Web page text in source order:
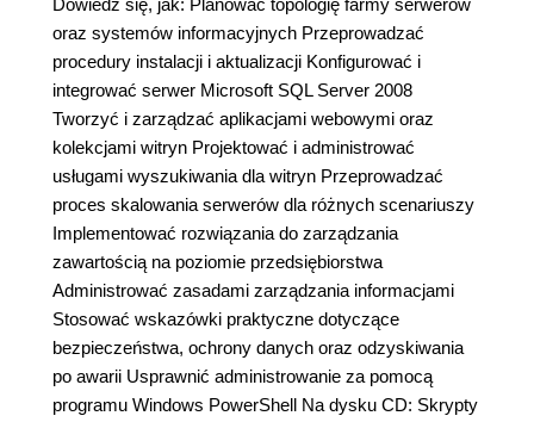
Dowiedz się, jak: Planować topologię farmy serwerów
oraz systemów informacyjnych Przeprowadzać
procedury instalacji i aktualizacji Konfigurować i
integrować serwer Microsoft SQL Server 2008
Tworzyć i zarządzać aplikacjami webowymi oraz
kolekcjami witryn Projektować i administrować
usługami wyszukiwania dla witryn Przeprowadzać
proces skalowania serwerów dla różnych scenariuszy
Implementować rozwiązania do zarządzania
zawartością na poziomie przedsiębiorstwa
Administrować zasadami zarządzania informacjami
Stosować wskazówki praktyczne dotyczące
bezpieczeństwa, ochrony danych oraz odzyskiwania
po awarii Usprawnić administrowanie za pomocą
programu Windows PowerShell Na dysku CD: Skrypty